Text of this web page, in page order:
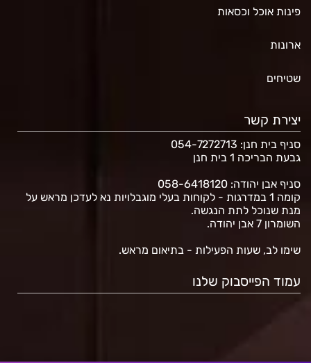
פינות אוכל וכסאות
ארונות
שטיחים
יצירת קשר
סניף בית חנן: 054-7272713
גבעת הבריכה 1 בית חנן
סניף אבן יהודה: 058-6418120
קומה 1 במדרגות - לקוחות בעלי מוגבלויות נא לעדכן מראש על
מנת שנוכל לתת הנגשה.
השומרון 7 אבן יהודה.
שימו לב, שעות הפעילות - בתיאום מראש.
עמוד הפייסבוק שלנו